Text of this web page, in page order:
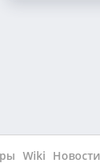
Wiki Новости